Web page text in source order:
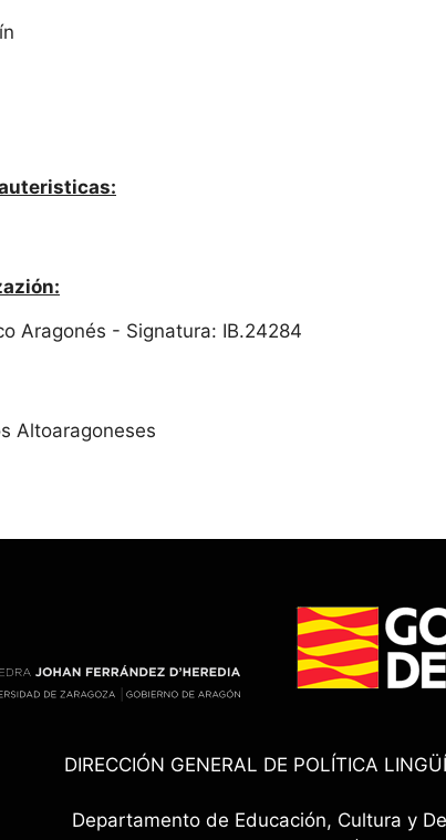
Aragonés - Signatura: IB.24284
Altoaragoneses
DIRECCIÓN GENERAL DE POLÍTICA
Departamento de Educación, Cultura y